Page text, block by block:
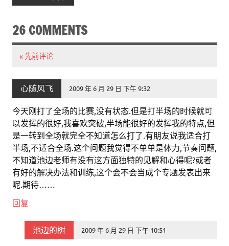
26 COMMENTS
« 先前评论
心随风飞 2009 年 6 月 29 日 下午 9:32
今天刚打了全场的比赛,没有状态.但是打半场的时候就可
以发挥的很好,我喜欢突破,半场能很好的发挥我的特点,但
是一转到全场就完全不知道怎么打了.有朋友说我适合打
半场,不适合全场.这个问题我觉得不单单是体力,节奏问题,
不知道池边老师有没有这方面独特的见解和心得呢?或者
有好的解决办法和训练,这个会不会当成个专题发表出来
呢.期待……
回复
池边的树 2009 年 6 月 29 日 下午 10:51